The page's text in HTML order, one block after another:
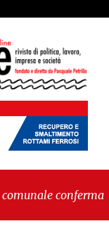
conferma Sara
del